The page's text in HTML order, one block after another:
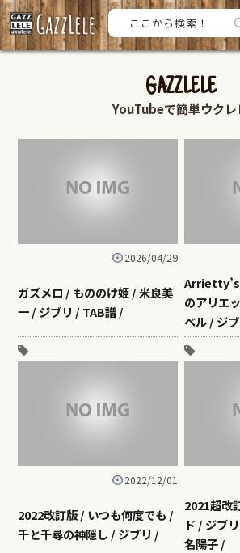
GAZZLELE
YouTubeで簡単ウクレ
2026/04/29
ガズメロ / もののけ姫 / 米良美
一 / ジブリ / TAB譜 /
Arrietty’s
のアリエ
ベル / ジ
2022/12/01
2022改訂版 / いつも何度でも /
千と千尋の神隠し / ジブリ /
2021超改
ド / ジブ
名陽子 /